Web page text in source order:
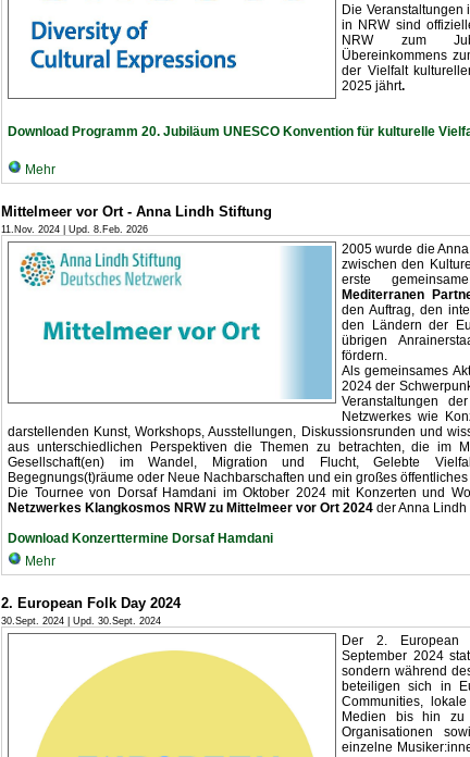
Die Veranstaltungen
in NRW sind
NRW zum
Übereinkommens
der Vielfalt
2025 jährt.
Download Programm 20. Jubiläum UNESCO Konvention für kulturelle
Mehr
Mittelmeer vor Ort - Anna Lindh Stiftung
11.Nov. 2024 | Upd. 8.Feb. 2026
2005 wurde die
zwischen den
erste
Mediterranen
den Auftrag, den
den Ländern der
übrigen
fördern.
Als gemeinsames
2024 der
Veranstaltungen
Netzwerkes wie
darstellenden Kunst, Workshops, Ausstellungen, Diskussionsrunden und
aus unterschiedlichen Perspektiven die Themen zu betrachten, die im
Gesellschaft(en) im Wandel, Migration und Flucht, Gelebte
Begegnungs(t)räume oder Neue Nachbarschaften und ein großes
Die Tournee von Dorsaf Hamdani im Oktober 2024 mit Konzerten und
Netzwerkes Klangkosmos NRW zu Mittelmeer vor Ort 2024 der Anna
Download Konzerttermine Dorsaf Hamdani
Mehr
2. European Folk Day 2024
30.Sept. 2024 | Upd. 30.Sept. 2024
Der 2.
September 2024
sondern während
beteiligen sich in
Communities,
Medien bis hin zu
Organisationen
einzelne